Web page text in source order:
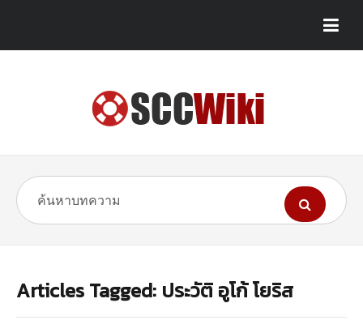
Articles Tagged: ประวัติ อูโก้ โยริส